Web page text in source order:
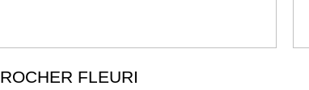
ROCHER FLEURI